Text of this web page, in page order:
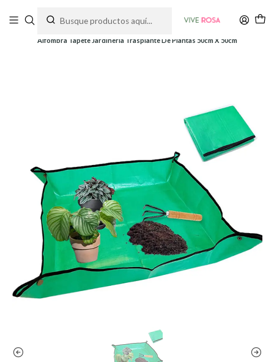
Alfombra Tapete Jardinería Trasplante De Plantas 50cm X 50cm